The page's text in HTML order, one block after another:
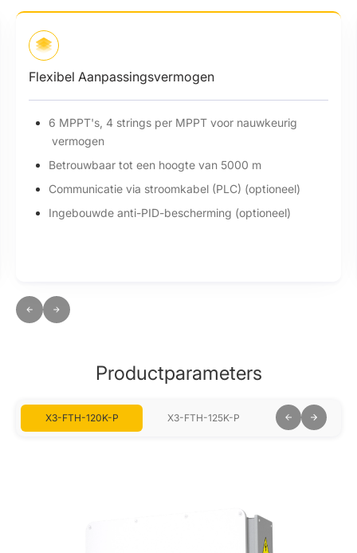
Flexibel Aanpassingsvermogen
6 MPPT's, 4 strings per MPPT voor nauwkeurig
vermogen
Betrouwbaar tot een hoogte van 5000 m
Communicatie via stroomkabel (PLC) (optioneel)
Ingebouwde anti-PID-bescherming (optioneel)
Productparameters
X3-FTH-120K-P X3-FTH-125K-P X3-FTH-136K-